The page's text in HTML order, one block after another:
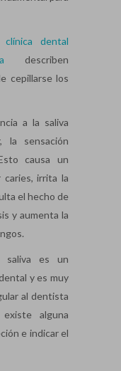
clínica dental
describen
cepillarse los
a la saliva
la sensación
causa un
irrita la
el hecho de
y aumenta la
saliva es un
y es muy
al dentista
alguna
e indicar el